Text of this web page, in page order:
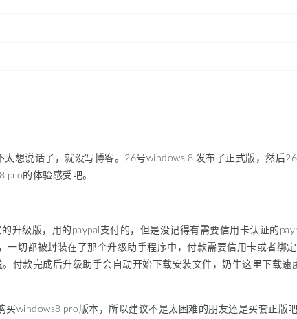
想说话了，就没写博客。26号windows 8 发布了正式版，然后
的体验感受吧。
升级版，用的paypal支付的，但是没记得有需要信用卡认证的
切都被封装在了那个升级助手程序中，付款需要信用卡或者绑
付款完成后升级助手会自动开始下载安装文件，奶牛这里下载速
windows8 pro版本，所以建议不是太困难的朋友还是买套正版